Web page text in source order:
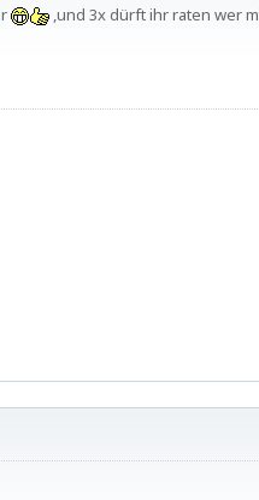
,und 3x dürft ihr raten wer